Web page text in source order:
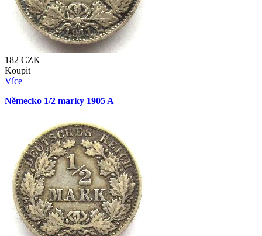
182 CZK
Koupit
Více
Německo 1/2 marky 1905 A